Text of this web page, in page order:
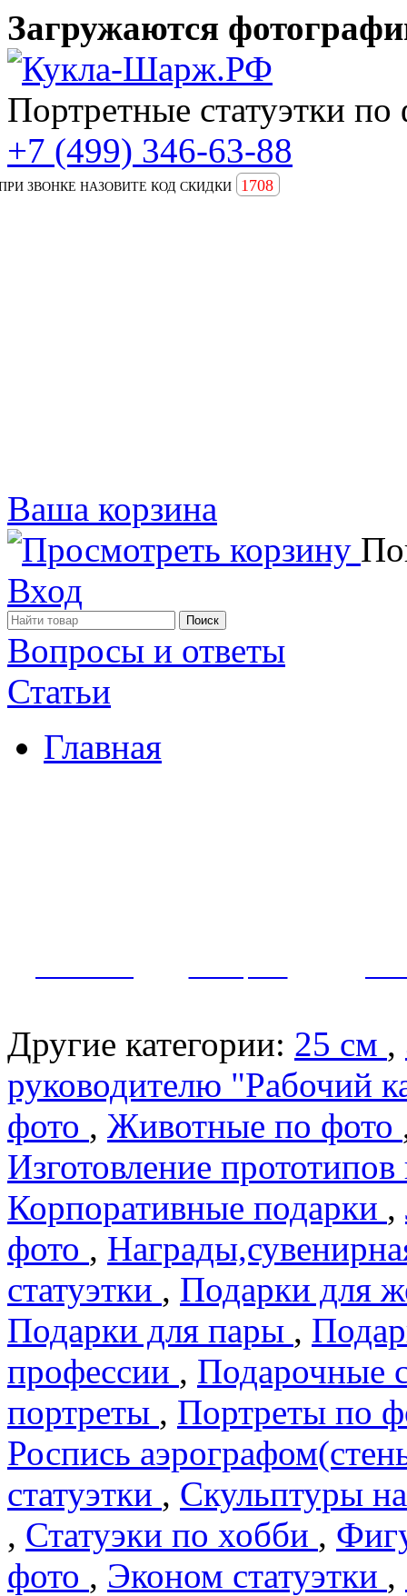
Загружаются
Портретные статуэтки по
+7 (499) 346-63-88
ЗВОНКЕ НАЗОВИТЕ КОД СКИДКИ 1708
Ваша корзина
Вход
Вопросы и ответы
Статьи
Главная
Другие категории: 25 см ,
руководителю "Рабочий
фото , Животные по фото
Изготовление
Корпоративные подарки ,
фото ,
статуэтки , Подарки для
Подарки для пары ,
профеcсии , Подарочные
портреты , Портреты по
Роспись
статуэтки , Скульптуры
, Статуэки по хобби ,
фото , Эконом статуэтки ,